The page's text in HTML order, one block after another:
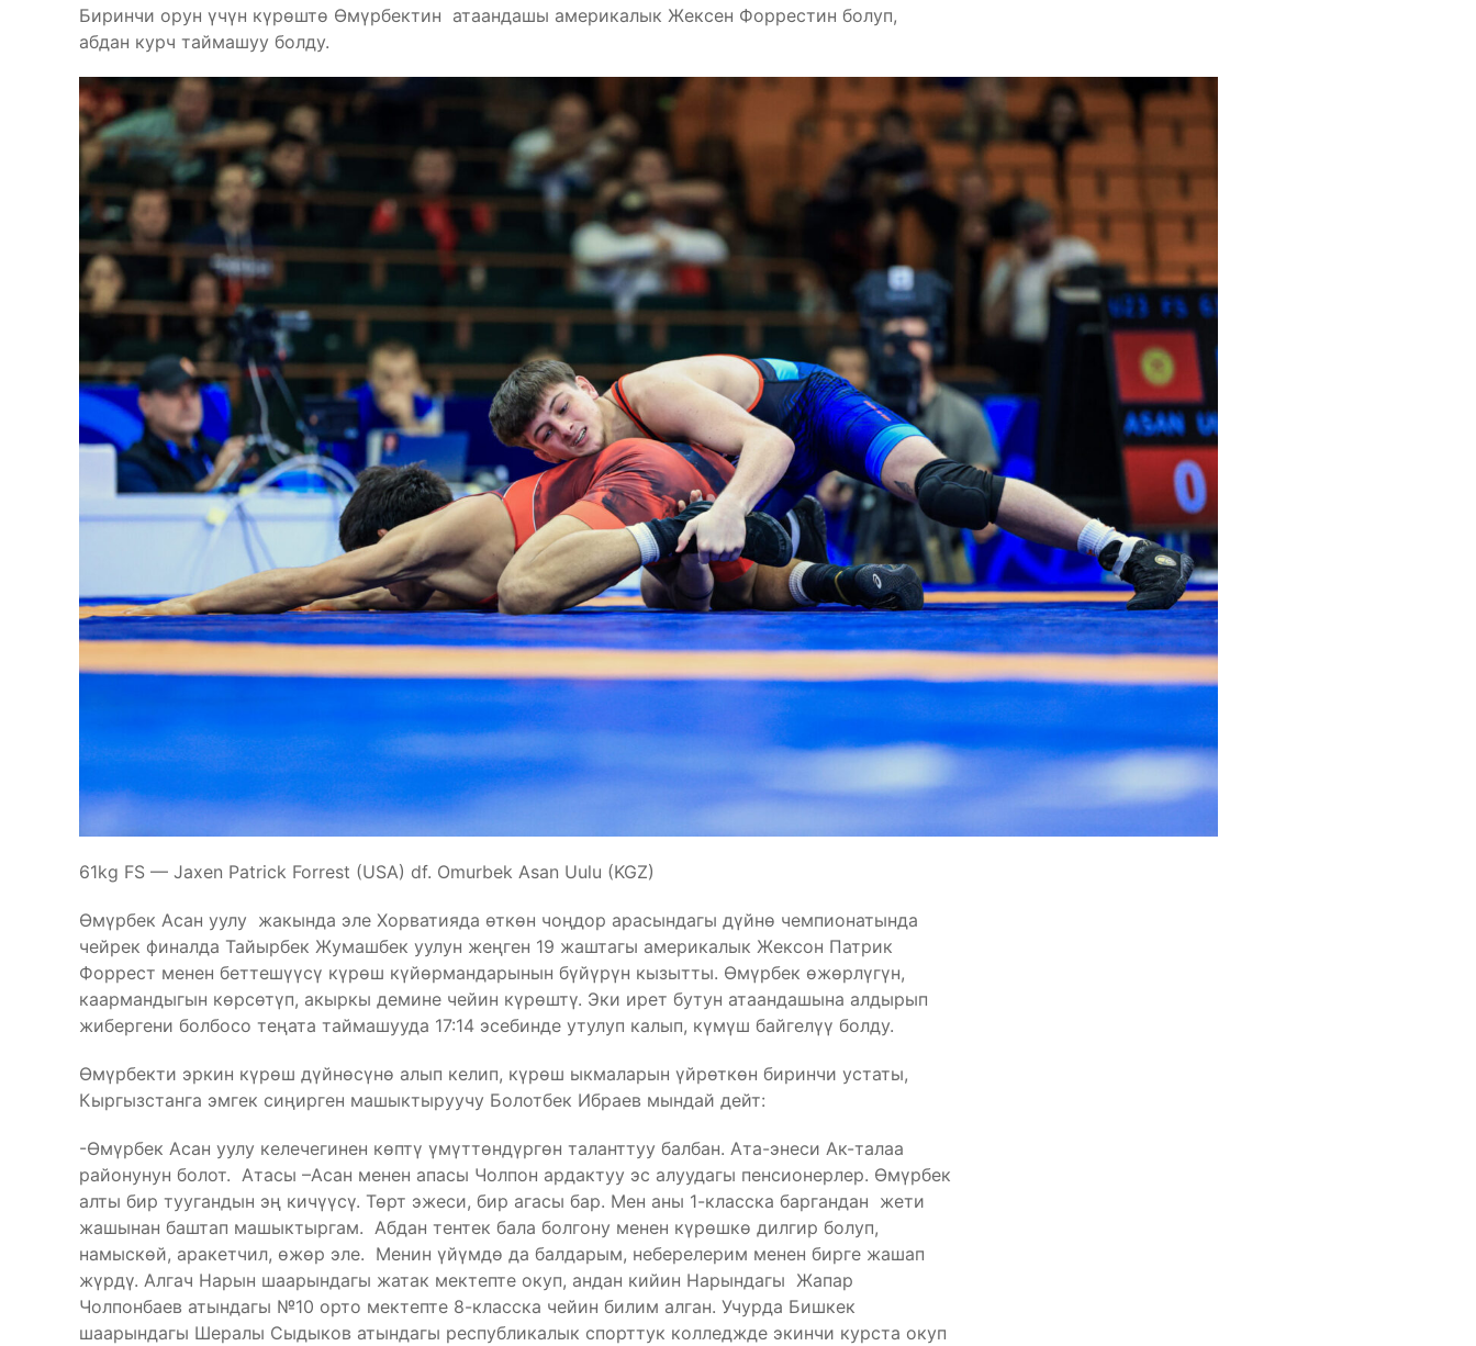
Биринчи орун үчүн күрөштө Өмүрбектин атаандашы америкалык Жексен Форрестин болуп,
абдан курч таймашуу болду.
61kg FS — Jaxen Patrick Forrest (USA) df. Omurbek Asan Uulu (KGZ)
Өмүрбек Асан уулу жакында эле Хорватияда өткөн чоңдор арасындагы дүйнө чемпионатында
чейрек финалда Тайырбек Жумашбек уулун жеңген 19 жаштагы америкалык Жексон Патрик
Форрест менен беттешүүсү күрөш күйөрмандарынын бүйүрүн кызытты. Өмүрбек өжөрлүгүн,
каармандыгын көрсөтүп, акыркы демине чейин күрөштү. Эки ирет бутун атаандашына алдырып
жибергени болбосо теңата таймашууда 17:14 эсебинде утулуп калып, күмүш байгелүү болду.
Өмүрбекти эркин күрөш дүйнөсүнө алып келип, күрөш ыкмаларын үйрөткөн биринчи устаты,
Кыргызстанга эмгек сиңирген машыктыруучу Болотбек Ибраев мындай дейт:
-Өмүрбек Асан уулу келечегинен көптү үмүттөндүргөн таланттуу балбан. Ата-энеси Ак-талаа
районунун болот. Атасы –Асан менен апасы Чолпон ардактуу эс алуудагы пенсионерлер. Өмүрбек
алты бир туугандын эң кичүүсү. Төрт эжеси, бир агасы бар. Мен аны 1-класска баргандан жети
жашынан баштап машыктыргам. Абдан тентек бала болгону менен күрөшкө дилгир болуп,
намыскөй, аракетчил, өжөр эле. Менин үйүмдө да балдарым, неберелерим менен бирге жашап
жүрдү. Алгач Нарын шаарындагы жатак мектепте окуп, андан кийин Нарындагы Жапар
Чолпонбаев атындагы №10 орто мектепте 8-класска чейин билим алган. Учурда Бишкек
шаарындагы Шералы Сыдыков атындагы республикалык спорттук колледжде экинчи курста окуп